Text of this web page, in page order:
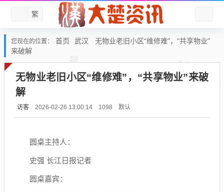
繁
您现在的位置： 首页 武汉
无物业老旧小区“维修难”，“共享物业”
来破解
无物业老旧小区“维修难”，“共享物业”来破
解
访客 2026-02-26 13:00:14 1098 默认
圆桌主持人：
史强 长江日报记者
圆桌嘉宾：